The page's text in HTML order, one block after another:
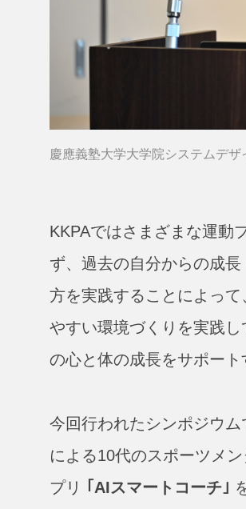
慶應義塾大学大学院システムデ
KKPAではさまざまな運動
ず、過去の自分からの成
方を実践することによっ
やすい環境づくりを実践
の心と体の成長をサポート
今回行われたシンポジウ
による10代のスポーツメ
プリ
｢AIスマートコーチ｣